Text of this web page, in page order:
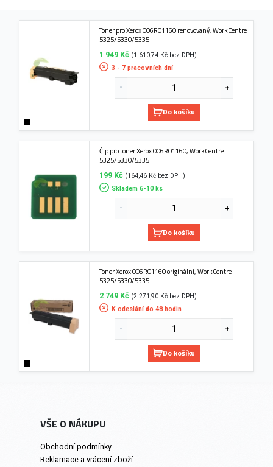
Toner pro Xerox 006R01160 renovovaný, WorkCentre
5325/5330/5335
1 949 Kč (1 610,74 Kč bez DPH)
3 - 7 pracovních dní
Do košíku
Čip pro toner Xerox 006R01160, WorkCentre
5325/5330/5335
199 Kč (164,46 Kč bez DPH)
Skladem 6-10 ks
Do košíku
Toner Xerox 006R01160 originální, WorkCentre
5325/5330/5335
2 749 Kč (2 271,90 Kč bez DPH)
K odeslání do 48 hodin
Do košíku
VŠE O NÁKUPU
Obchodní podmínky
Reklamace a vrácení zboží